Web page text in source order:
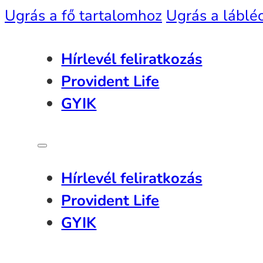
Ugrás a fő tartalomhoz Ugrás a
Hírlevél feliratkozás
Provident Life
GYIK
Hírlevél feliratkozás
Provident Life
GYIK